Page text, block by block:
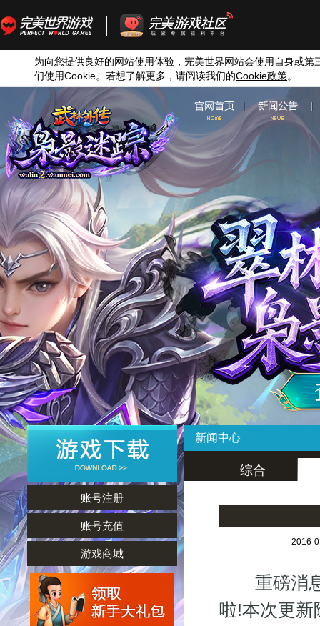
为向您提供良好的网站使用体验，完美世界网站会使用自身或第
们使用Cookie。若想了解更多，请阅读我们的Cookie政策。
账号注册
账号充值
游戏商城
新闻中心
综合
2016-
重磅消息
啦!本次更